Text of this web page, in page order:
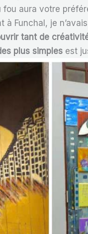
fou aura votre
à Funchal, je
tant de
plus simples est